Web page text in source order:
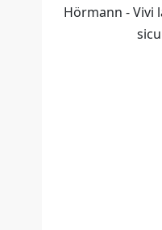
Hörmann - Vivi